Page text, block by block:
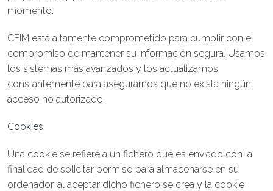
momento.
CEIM está altamente comprometido para cumplir con el
compromiso de mantener su información segura. Usamos
los sistemas más avanzados y los actualizamos
constantemente para asegurarnos que no exista ningún
acceso no autorizado.
Cookies
Una cookie se refiere a un fichero que es enviado con la
finalidad de solicitar permiso para almacenarse en su
ordenador, al aceptar dicho fichero se crea y la cookie